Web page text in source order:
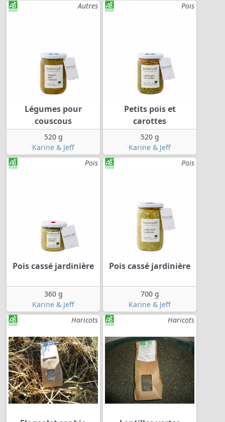
Autres
Légumes pour
couscous
520 g
Karine & Jeff
Pois
Petits pois et
carottes
520 g
Karine & Jeff
Pois
Pois cassé jardinière
360 g
Karine & Jeff
Pois
Pois cassé jardinière
700 g
Karine & Jeff
Haricots
Haricots